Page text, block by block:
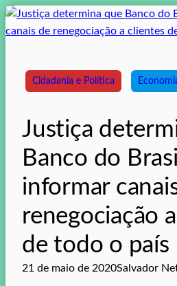
Cidadania e Política
Justiça
Banco do
informar
renegociação
de todo o país
21 de maio de 2020Salvador